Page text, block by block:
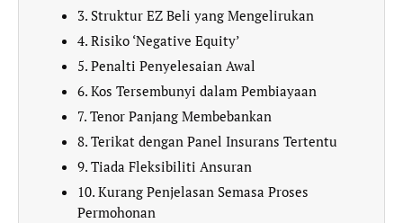
3. Struktur EZ Beli yang Mengelirukan
4. Risiko ‘Negative Equity’
5. Penalti Penyelesaian Awal
6. Kos Tersembunyi dalam Pembiayaan
7. Tenor Panjang Membebankan
8. Terikat dengan Panel Insurans Tertentu
9. Tiada Fleksibiliti Ansuran
10. Kurang Penjelasan Semasa Proses
Permohonan